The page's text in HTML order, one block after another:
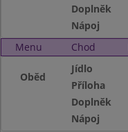
Doplněk
Nápoj
Menu
Chod
Oběd
Jídlo
Příloha
Doplněk
Nápoj